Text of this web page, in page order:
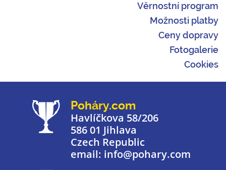
Věrnostní program
Možnosti platby
Ceny dopravy
Fotogalerie
Cookies
Poháry.com
Havlíčkova 58/206
586 01 Jihlava
Czech Republic
email: info@pohary.com